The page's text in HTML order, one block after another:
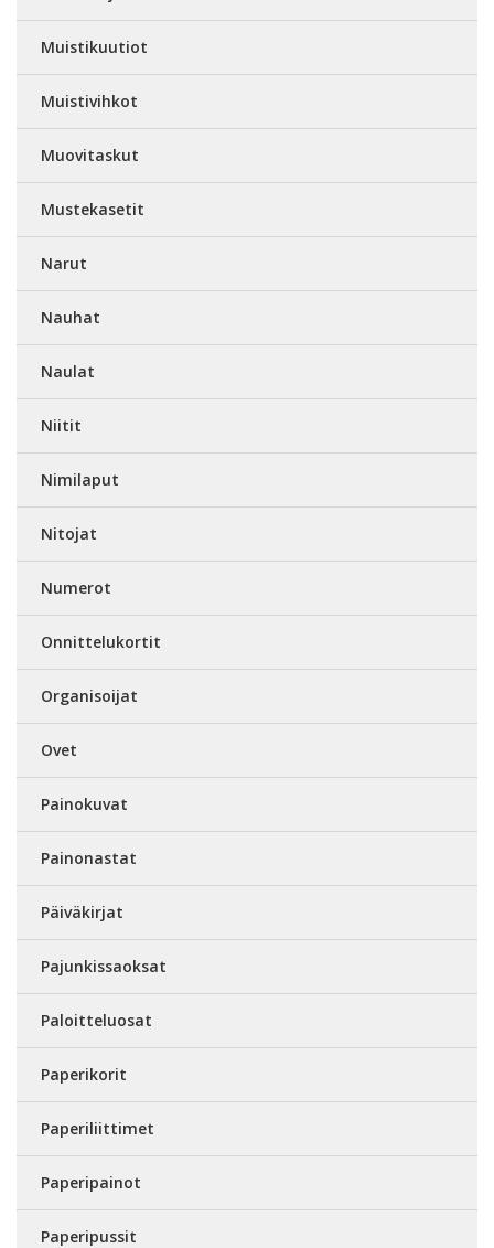
Muistikuutiot
Muistivihkot
Muovitaskut
Mustekasetit
Narut
Nauhat
Naulat
Niitit
Nimilaput
Nitojat
Numerot
Onnittelukortit
Organisoijat
Ovet
Painokuvat
Painonastat
Päiväkirjat
Pajunkissaoksat
Paloitteluosat
Paperikorit
Paperiliittimet
Paperipainot
Paperipussit